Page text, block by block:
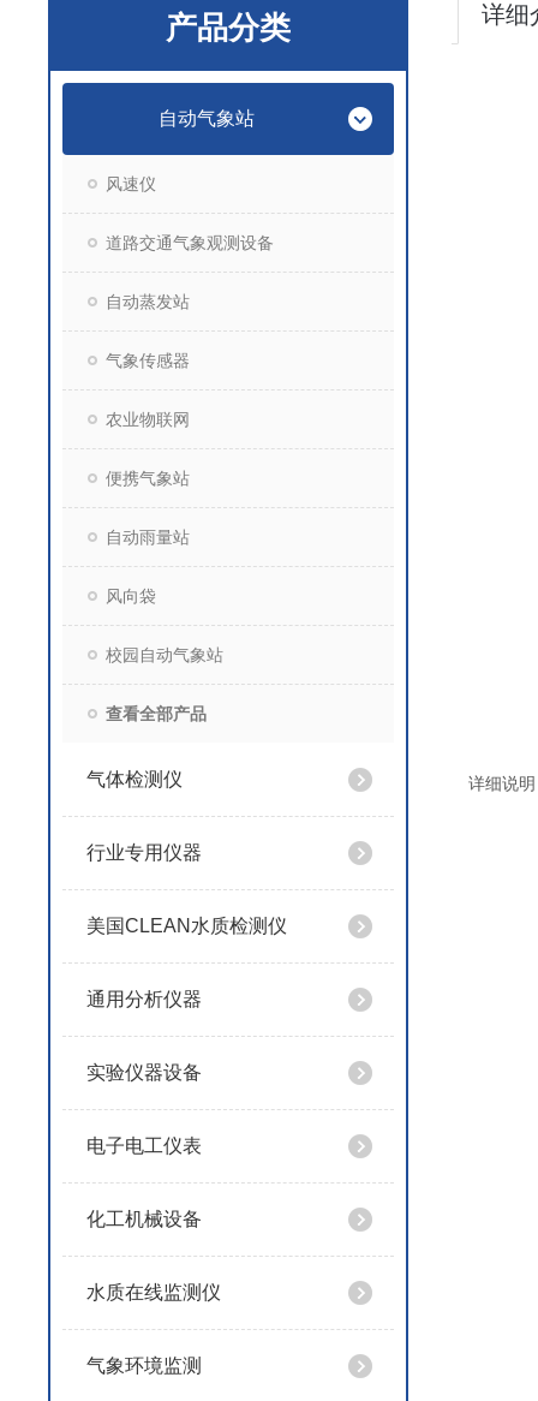
产品分类
自动气象站
风速仪
道路交通气象观测设备
自动蒸发站
气象传感器
农业物联网
便携气象站
自动雨量站
风向袋
校园自动气象站
查看全部产品
气体检测仪
行业专用仪器
美国CLEAN水质检测仪
通用分析仪器
实验仪器设备
电子电工仪表
化工机械设备
水质在线监测仪
气象环境监测
详细
详细说